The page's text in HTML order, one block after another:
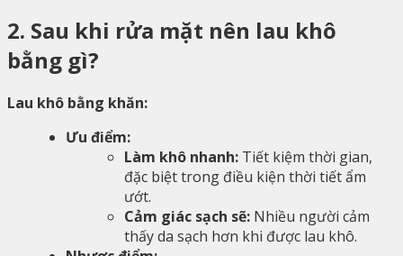
2. Sau khi rửa mặt nên lau khô
bằng gì?
Lau khô bằng khăn:
Ưu điểm:
Làm khô nhanh: Tiết kiệm thời gian,
đặc biệt trong điều kiện thời tiết ẩm
ướt.
Cảm giác sạch sẽ: Nhiều người cảm
thấy da sạch hơn khi được lau khô.